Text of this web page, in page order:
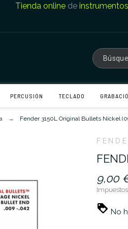
Tienda onlinede
PERCUSIÓN TECLADO
Fender 3150L Original Bullets Nickel
9,00
No